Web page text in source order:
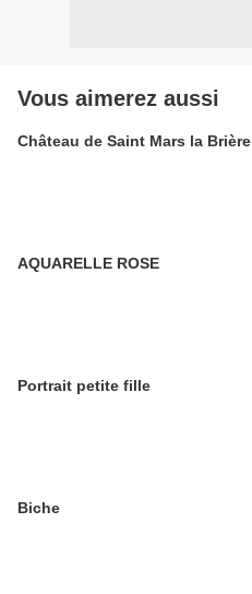
Vous aimerez aussi
Château de Saint Mars la Brière
AQUARELLE ROSE
Portrait petite fille
Biche